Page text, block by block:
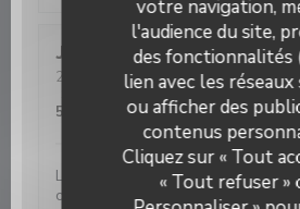
votre navigation,
l'audience du site,
des fonctionnalités
lien avec les réseaux
ou afficher des
contenus
Cliquez sur « Tout
« Tout refuser »
Jean-Marie H
2026-08-08- 20:15 - Couverts 3
5/5 Ambiance:5/5 Cuisine:
5
Les plats sont très bien préparés
cuisine est excellente et goûteuse
Restaurant La P'tite